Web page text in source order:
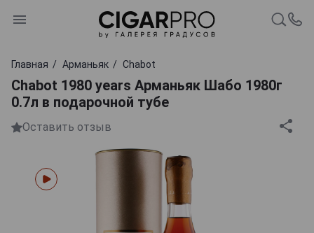
Главная Арманьяк Chabot
Chabot 1980 years Арманьяк Шабо 1980г
0.7л в подарочной тубе
Оставить отзыв